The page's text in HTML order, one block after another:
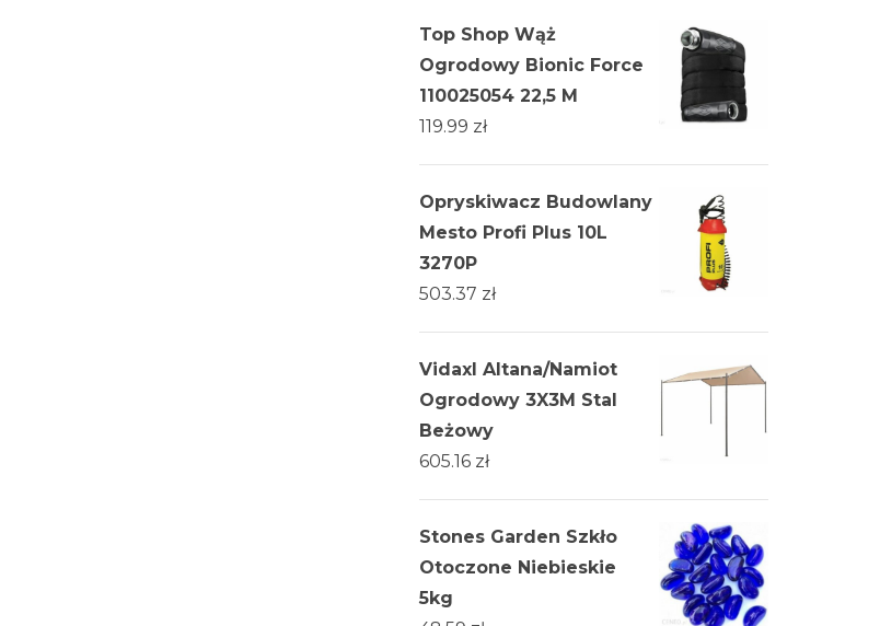
Top Shop Wąż
Ogrodowy Bionic Force
110025054 22,5 M
119.99 zł
Opryskiwacz Budowlany
Mesto Profi Plus 10L
3270P
503.37 zł
Vidaxl Altana/Namiot
Ogrodowy 3X3M Stal
Beżowy
605.16 zł
Stones Garden Szkło
Otoczone Niebieskie
5kg